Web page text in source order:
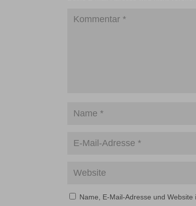
Name, E-Mail-Adresse und